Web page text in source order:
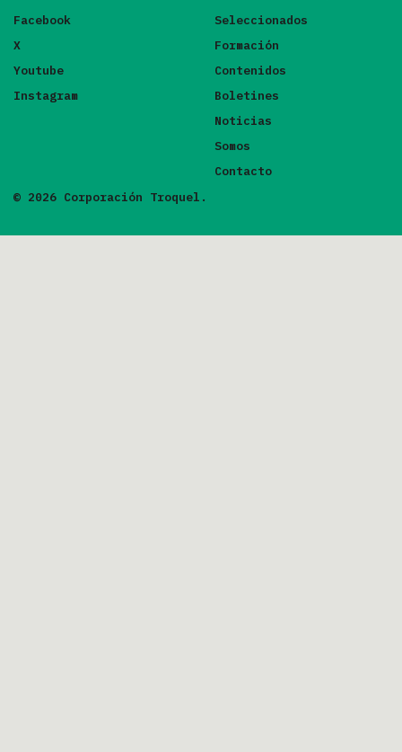
Facebook
X
Youtube
Instagram
Seleccionados
Formación
Contenidos
Boletines
Noticias
Somos
Contacto
© 2026 Corporación Troquel.